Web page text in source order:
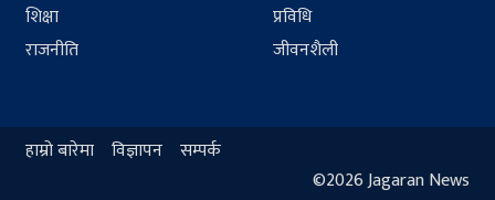
शिक्षा
राजनीति
प्रविधि
जीवनशैली
हाम्रो बारेमा विज्ञापन सम्पर्क
©2026 Jagaran News